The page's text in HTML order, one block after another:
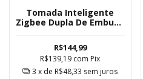
Tomada Inteligente
Zigbee Dupla De Embutir
R$144,99
R$139,19 com Pix
3 x de R$48,33 sem juros